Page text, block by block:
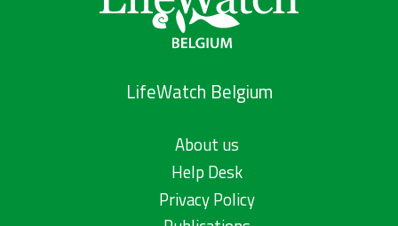
LifeWatch Belgium
About us
Help Desk
Privacy Policy